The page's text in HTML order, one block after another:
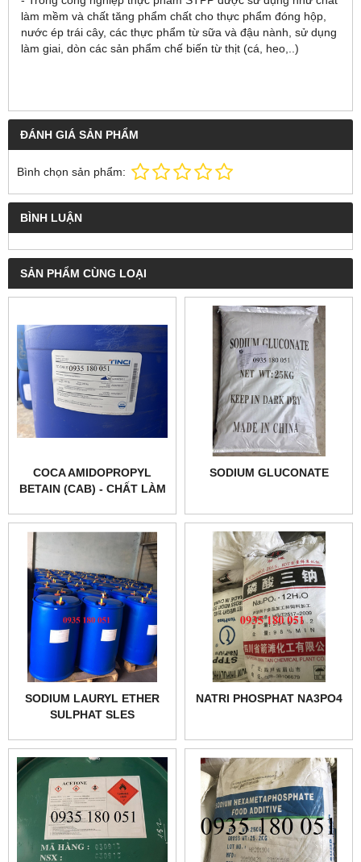
làm mềm và chất tăng phẩm chất cho thực phẩm đóng hộp,
nước ép trái cây, các thực phẩm từ sữa và đậu nành, sử dụng
làm giai, dòn các sản phẩm chế biến từ thịt (cá, heo,..)
ĐÁNH GIÁ SẢN PHẨM
Bình chọn sản phẩm:
BÌNH LUẬN
SẢN PHẨM CÙNG LOẠI
COCA AMIDOPROPYL
BETAIN (CAB) - CHẤT LÀM
SODIUM GLUCONATE
SODIUM LAURYL ETHER
SULPHAT SLES
NATRI PHOSPHAT NA3PO4